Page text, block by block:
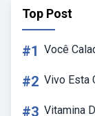
Top Post
#1 Você
#2 Vivo Esta
#3 Vitamina